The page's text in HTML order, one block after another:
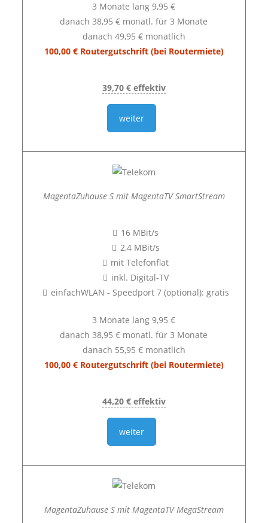
3 Monate lang 9,95 €
danach 38,95 € monatl. für 3 Monate
danach 49,95 € monatlich
100,00 € Routergutschrift (bei Routermiete)
39,70 € effektiv
weiter
MagentaZuhause S mit MagentaTV SmartStream
16 MBit/s
2,4 MBit/s
mit Telefonflat
inkl. Digital-TV
einfachWLAN - Speedport 7 (optional): gratis
3 Monate lang 9,95 €
danach 38,95 € monatl. für 3 Monate
danach 55,95 € monatlich
100,00 € Routergutschrift (bei Routermiete)
44,20 € effektiv
weiter
MagentaZuhause S mit MagentaTV MegaStream